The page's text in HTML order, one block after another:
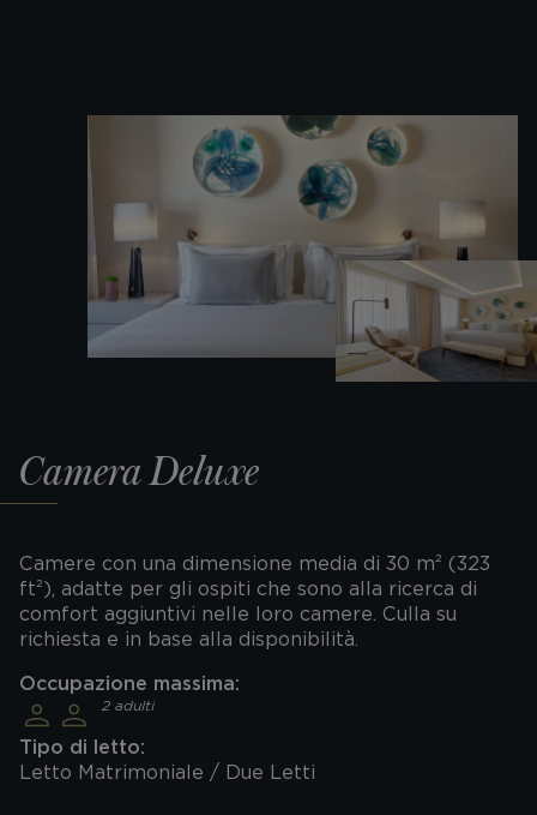
Camera Deluxe
Camere con una dimensione media di 30 m² (323
ft²), adatte per gli ospiti che sono alla ricerca di
comfort aggiuntivi nelle loro camere. Culla su
richiesta e in base alla disponibilità.
Occupazione massima:
2 adulti
Tipo di letto:
Letto Matrimoniale / Due Letti